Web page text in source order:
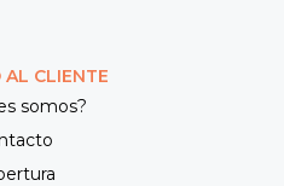
AL CLIENTE
somos?